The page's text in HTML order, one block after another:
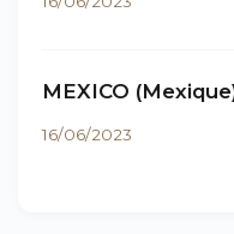
MEXICO
16/06/2023